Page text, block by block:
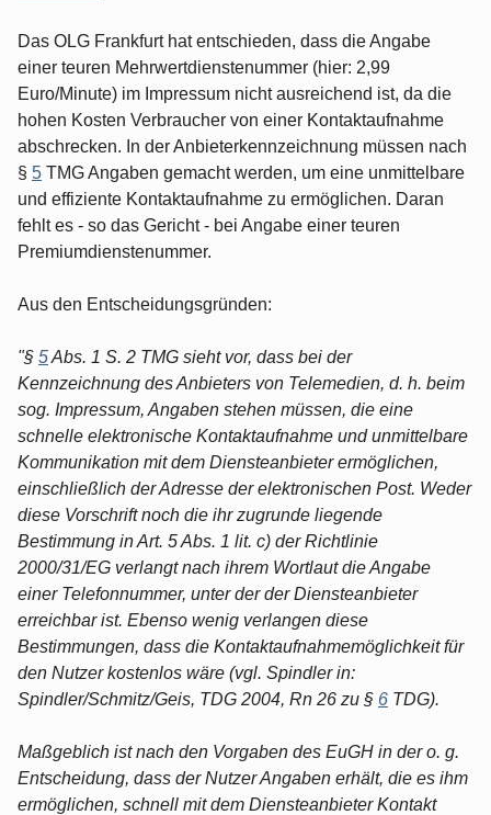
Das OLG Frankfurt hat entschieden, dass die Angabe
einer teuren Mehrwertdienstenummer (hier: 2,99
Euro/Minute) im Impressum nicht ausreichend ist, da die
hohen Kosten Verbraucher von einer Kontaktaufnahme
abschrecken. In der Anbieterkennzeichnung müssen nach
§ 5 TMG Angaben gemacht werden, um eine unmittelbare
und effiziente Kontaktaufnahme zu ermöglichen. Daran
fehlt es - so das Gericht - bei Angabe einer teuren
Premiumdienstenummer.
Aus den Entscheidungsgründen:
"§ 5Abs. 1 S. 2 TMG sieht vor, dass bei der
Kennzeichnung des Anbieters von Telemedien, d. h. beim
sog. Impressum, Angaben stehen müssen, die eine
schnelle elektronische Kontaktaufnahme und unmittelbare
Kommunikation mit dem Diensteanbieter ermöglichen,
einschließlich der Adresse der elektronischen Post. Weder
diese Vorschrift noch die ihr zugrunde liegende
Bestimmung in Art. 5 Abs. 1 lit. c) der Richtlinie
2000/31/EG verlangt nach ihrem Wortlaut die Angabe
einer Telefonnummer, unter der der Diensteanbieter
erreichbar ist. Ebenso wenig verlangen diese
Bestimmungen, dass die Kontaktaufnahmemöglichkeit für
den Nutzer kostenlos wäre (vgl. Spindler in:
Spindler/Schmitz/Geis, TDG 2004, Rn 26 zu § 6 TDG).
Maßgeblich ist nach den Vorgaben des EuGH in der o. g.
Entscheidung, dass der Nutzer Angaben erhält, die es ihm
ermöglichen, schnell mit dem Diensteanbieter Kontakt